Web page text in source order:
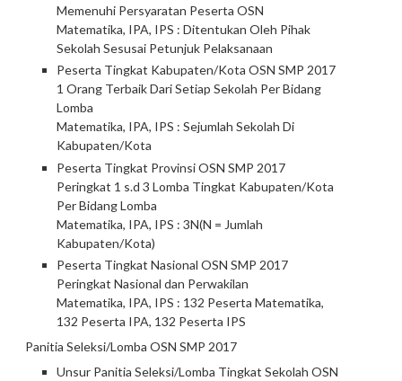
Memenuhi Persyaratan Peserta OSN
Matematika, IPA, IPS : Ditentukan Oleh Pihak
Sekolah Sesusai Petunjuk Pelaksanaan
Peserta Tingkat Kabupaten/Kota OSN SMP 2017
1 Orang Terbaik Dari Setiap Sekolah Per Bidang
Lomba
Matematika, IPA, IPS : Sejumlah Sekolah Di
Kabupaten/Kota
Peserta Tingkat Provinsi OSN SMP 2017
Peringkat 1 s.d 3 Lomba Tingkat Kabupaten/Kota
Per Bidang Lomba
Matematika, IPA, IPS : 3N(N = Jumlah
Kabupaten/Kota)
Peserta Tingkat Nasional OSN SMP 2017
Peringkat Nasional dan Perwakilan
Matematika, IPA, IPS : 132 Peserta Matematika,
132 Peserta IPA, 132 Peserta IPS
Panitia Seleksi/Lomba OSN SMP 2017
Unsur Panitia Seleksi/Lomba Tingkat Sekolah OSN